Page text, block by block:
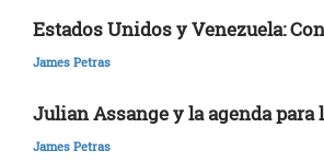
Estados Unidos y Venezuela:
James Petras
Julian Assange y la agenda para
James Petras